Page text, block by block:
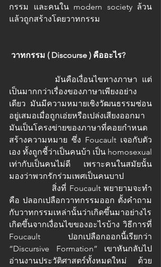
กรรม และคนใน modern society ล้วน
แล้วถูกสร้างโดยวาทกรรม
วาทกรรม ( Discourse ) คืออะไร?
เป็นมากกว่าเรื่องของภาษาเพียงอย่าง
เดียว มันมีความหมายเชิงวัฒนธรรมซ่อน
อยู่เสมอเมื่อถูกเอ่ยหรือเปล่งเสียงออกมา
มันเป็นโครงข่ายของภาษาที่คอยกำหนด
สร้างความหมาย ซึ่ง Foucault เจอกับตัว
เอง ทั้งถูกชี้ว่าเป็นคนบ้า เป็น homosexual
เท่ากับเป็นคนไม่ดี เพราะคนในสมัยนั้น
มองว่าพวกรักร่วมเพศเป็นคนบาป
คือ ปลอกเปลือกวาทกรรมออก ตั้งคำถาม
กับวาทกรรมเหล่านั้นว่าเกิดขึ้นมาอย่างไร
เกิดขึ้นจากเงื่อนไขของอะไรบ้าง วิธีการที่
Foucault ปอกเปลือกออกนี้เรียกว่า
“Discursive Formation” เขาหันกลับไป
อ่านงานประวัติศาสตร์ทั้งหมดใหม่ ด้วย